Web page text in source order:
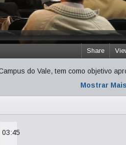
Share
do Vale, tem como objetivo
Mostrar
03:45